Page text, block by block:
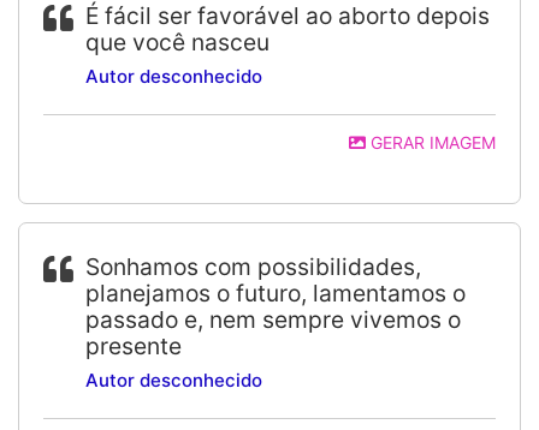
É fácil ser favorável ao aborto depois
que você nasceu
Autor desconhecido
GERAR IMAGEM
Sonhamos com possibilidades,
planejamos o futuro, lamentamos o
passado e, nem sempre vivemos o
presente
Autor desconhecido